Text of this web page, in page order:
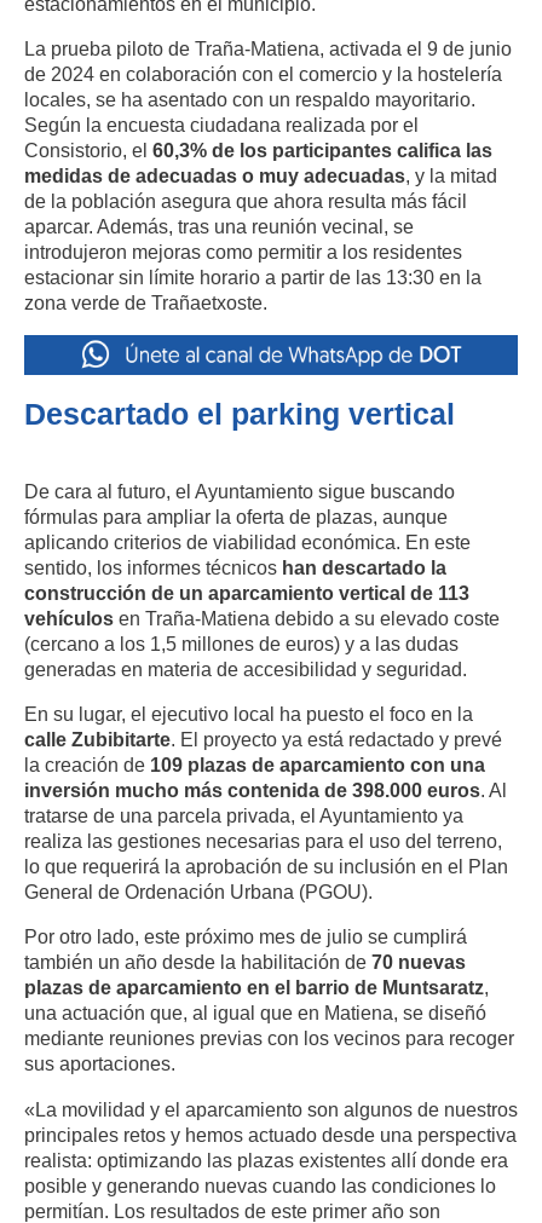
La prueba piloto de Traña-Matiena, activada el 9 de junio
de 2024 en colaboración con el comercio y la hostelería
locales, se ha asentado con un respaldo mayoritario.
Según la encuesta ciudadana realizada por el
Consistorio, el 60,3% de los participantes califica las
medidas de adecuadas o muy adecuadas, y la mitad
de la población asegura que ahora resulta más fácil
aparcar. Además, tras una reunión vecinal, se
introdujeron mejoras como permitir a los residentes
estacionar sin límite horario a partir de las 13:30 en la
zona verde de Trañaetxoste.
Descartado el parking vertical
De cara al futuro, el Ayuntamiento sigue buscando
fórmulas para ampliar la oferta de plazas, aunque
aplicando criterios de viabilidad económica. En este
sentido, los informes técnicos han descartado la
construcción de un aparcamiento vertical de 113
vehículos en Traña-Matiena debido a su elevado coste
(cercano a los 1,5 millones de euros) y a las dudas
generadas en materia de accesibilidad y seguridad.
En su lugar, el ejecutivo local ha puesto el foco en la
calle Zubibitarte. El proyecto ya está redactado y prevé
la creación de 109 plazas de aparcamiento con una
inversión mucho más contenida de 398.000 euros. Al
tratarse de una parcela privada, el Ayuntamiento ya
realiza las gestiones necesarias para el uso del terreno,
lo que requerirá la aprobación de su inclusión en el Plan
General de Ordenación Urbana (PGOU).
Por otro lado, este próximo mes de julio se cumplirá
también un año desde la habilitación de 70 nuevas
plazas de aparcamiento en el barrio de Muntsaratz,
una actuación que, al igual que en Matiena, se diseñó
mediante reuniones previas con los vecinos para recoger
sus aportaciones.
«La movilidad y el aparcamiento son algunos de nuestros
principales retos y hemos actuado desde una perspectiva
realista: optimizando las plazas existentes allí donde era
posible y generando nuevas cuando las condiciones lo
permitían. Los resultados de este primer año son